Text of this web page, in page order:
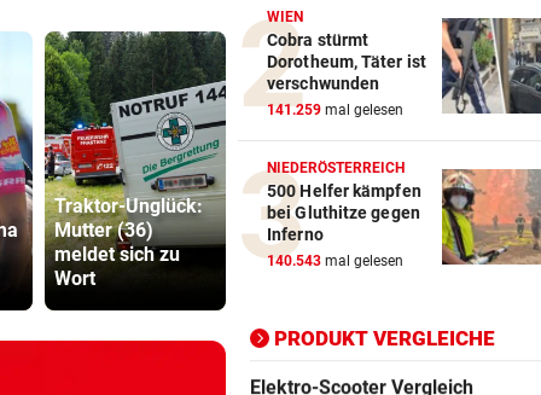
Traktor-Unglück:
Mutter (36)
meldet sich zu
Wort
„Etwas wie 2015
wird Europa nicht
Sager
Mütter-
WIEN
Cobra stürmt
Dorotheum, Täter ist
verschwunden
141.259 mal gelesen
NIEDERÖSTERREICH
500 Helfer kämpfen
bei Gluthitze gegen
Inferno
140.543 mal gelesen
PRODUKT VERGLEICHE
Crosstrainer Vergleich
ZUM VERGLEICH
ZUM VERGLEICH
Elektro-Scooter Vergleich
ZUM VERGLEICH
ZUM VERGLEICH
Fahrrad Test